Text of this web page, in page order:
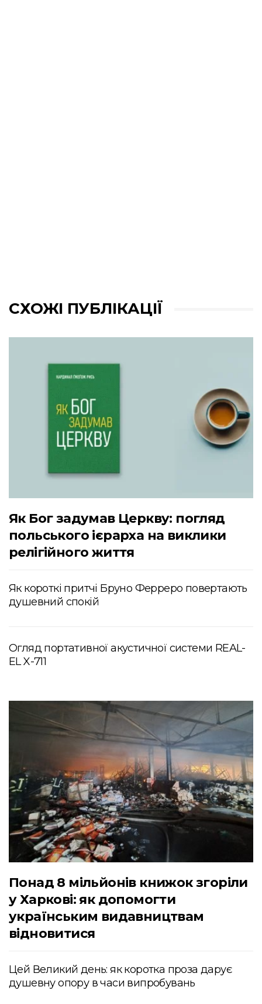
СХОЖІ ПУБЛІКАЦІЇ
Як Бог задумав Церкву: погляд
польського ієрарха на виклики
релігійного життя
Як короткі притчі Бруно Ферреро повертають
душевний спокій
Огляд портативної акустичної системи REAL-
EL X-711
Понад 8 мільйонів книжок згоріли
у Харкові: як допомогти
українським видавництвам
відновитися
Цей Великий день: як коротка проза дарує
душевну опору в часи випробувань